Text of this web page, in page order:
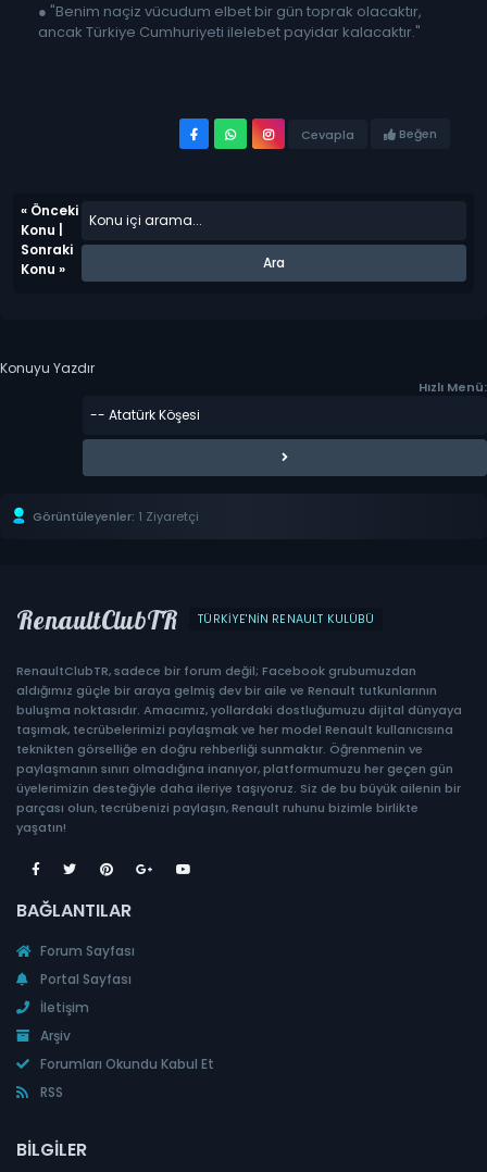
● "Benim naçiz vücudum elbet bir gün toprak olacaktır,
ancak Türkiye Cumhuriyeti ilelebet payidar kalacaktır."
Cevapla Beğen
« Önceki
Konu
Sonraki
Konu »
Konuyu Yazdır
Hızlı Menü:
Görüntüleyenler: 1 Ziyaretçi
RenaultClubTR TÜRKIYE'NIN RENAULT KULÜBÜ
RenaultClubTR, sadece bir forum değil; Facebook grubumuzdan
aldığımız güçle bir araya gelmiş dev bir aile ve Renault tutkunlarının
buluşma noktasıdır. Amacımız, yollardaki dostluğumuzu dijital dünyaya
taşımak, tecrübelerimizi paylaşmak ve her model Renault kullanıcısına
teknikten görselliğe en doğru rehberliği sunmaktır. Öğrenmenin ve
paylaşmanın sınırı olmadığına inanıyor, platformumuzu her geçen gün
üyelerimizin desteğiyle daha ileriye taşıyoruz. Siz de bu büyük ailenin bir
parçası olun, tecrübenizi paylaşın, Renault ruhunu bizimle birlikte
yaşatın!
BAĞLANTILAR
Forum Sayfası
Portal Sayfası
İletişim
Arşiv
Forumları Okundu Kabul Et
RSS
BILGILER